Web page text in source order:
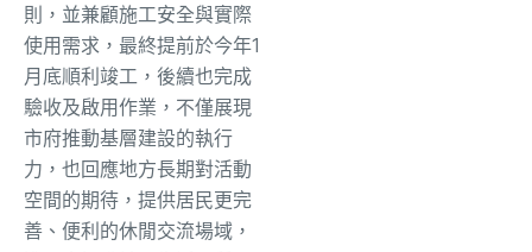
則，並兼顧施工安全與實際
使用需求，最終提前於今年1
月底順利竣工，後續也完成
驗收及啟用作業，不僅展現
市府推動基層建設的執行
力，也回應地方長期對活動
空間的期待，提供居民更完
善、便利的休閒交流場域，